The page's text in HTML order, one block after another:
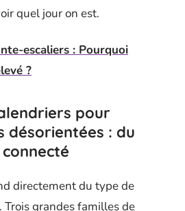
quel jour on est.
escaliers : Pourquoi
?
pour
désorientées : du
directement du type de
Trois grandes familles de